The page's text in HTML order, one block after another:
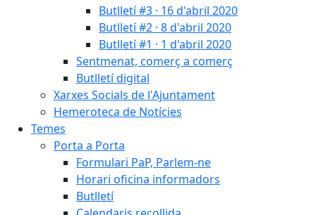
Butlletí #3 · 16 d'abril 2020
Butlletí #2 · 8 d'abril 2020
Butlletí #1 · 1 d'abril 2020
Sentmenat, comerç a comerç
Butlletí digital
Xarxes Socials de l'Ajuntament
Hemeroteca de Notícies
Temes
Porta a Porta
Formulari PaP, Parlem-ne
Horari oficina informadors
Butlletí